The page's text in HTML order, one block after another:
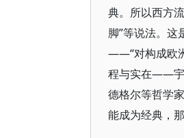
典。所以西方
脚”等说法。
——“对构成欧
程与实在——宇
德格尔等哲学
能成为经典，